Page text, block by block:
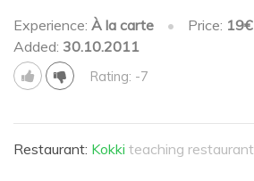
Experience: À la carte • Price: 19€
Added: 30.10.2011
Rating: -7
Restaurant: Kokki teaching restaurant